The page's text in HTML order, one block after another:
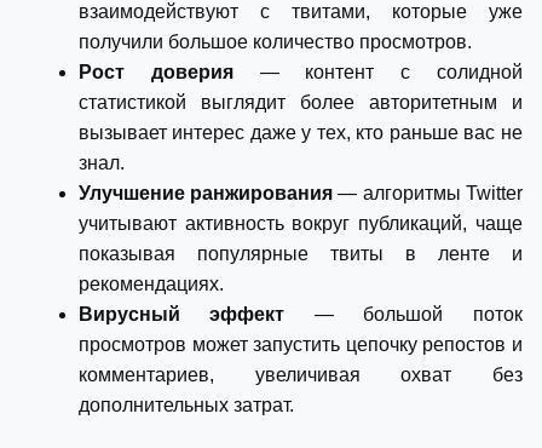
взаимодействуют с твитами, которые уже
получили большое количество просмотров.
Рост доверия— контент с солидной
статистикой выглядит более авторитетным и
вызывает интерес даже у тех, кто раньше вас не
знал.
Улучшение ранжирования — алгоритмы Twitter
учитывают активность вокруг публикаций, чаще
показывая популярные твиты в ленте и
рекомендациях.
Вирусный эффект — большой поток
просмотров может запустить цепочку репостов и
комментариев, увеличивая охват без
дополнительных затрат.